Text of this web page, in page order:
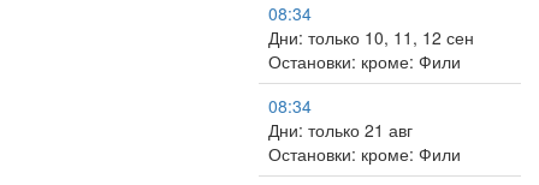
08:34
Дни: только 10, 11, 12 сен
Остановки: кроме: Фили
08:34
Дни: только 21 авг
Остановки: кроме: Фили